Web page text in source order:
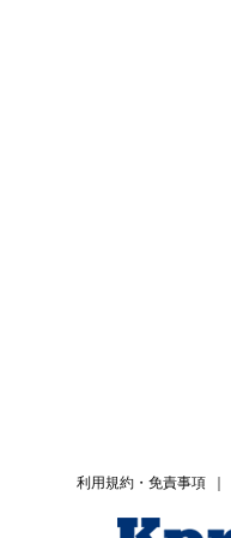
利用規約・免責事項